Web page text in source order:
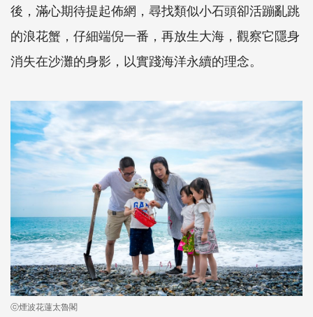
後，滿心期待提起佈網，尋找類似小石頭卻活蹦亂跳
的浪花蟹，仔細端倪一番，再放生大海，觀察它隱身
消失在沙灘的身影，以實踐海洋永續的理念。
ⓒ煙波花蓮太魯閣